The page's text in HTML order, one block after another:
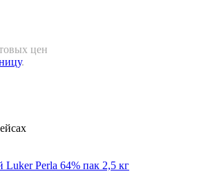
цен
.
Perla 64% пак 2,5 кг